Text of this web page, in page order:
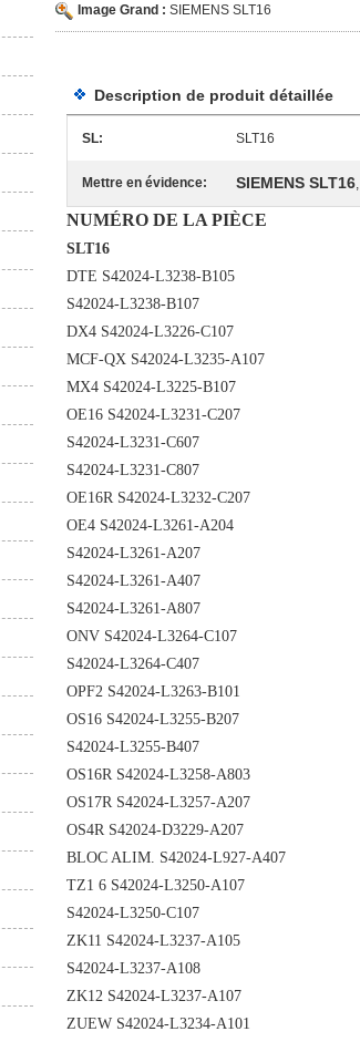
Image Grand : SIEMENS SLT16
Description de produit détaillée
SL: SLT16
Mettre en évidence: SIEMENS SLT16,
NUMÉRO DE LA PIÈCE
SLT16
DTE S42024-L3238-B105
S42024-L3238-B107
DX4 S42024-L3226-C107
MCF-QX S42024-L3235-A107
MX4 S42024-L3225-B107
OE16 S42024-L3231-C207
S42024-L3231-C607
S42024-L3231-C807
OE16R S42024-L3232-C207
OE4 S42024-L3261-A204
S42024-L3261-A207
S42024-L3261-A407
S42024-L3261-A807
ONV S42024-L3264-C107
S42024-L3264-C407
OPF2 S42024-L3263-B101
OS16 S42024-L3255-B207
S42024-L3255-B407
OS16R S42024-L3258-A803
OS17R S42024-L3257-A207
OS4R S42024-D3229-A207
BLOC ALIM. S42024-L927-A407
TZ1 6 S42024-L3250-A107
S42024-L3250-C107
ZK11 S42024-L3237-A105
S42024-L3237-A108
ZK12 S42024-L3237-A107
ZUEW S42024-L3234-A101